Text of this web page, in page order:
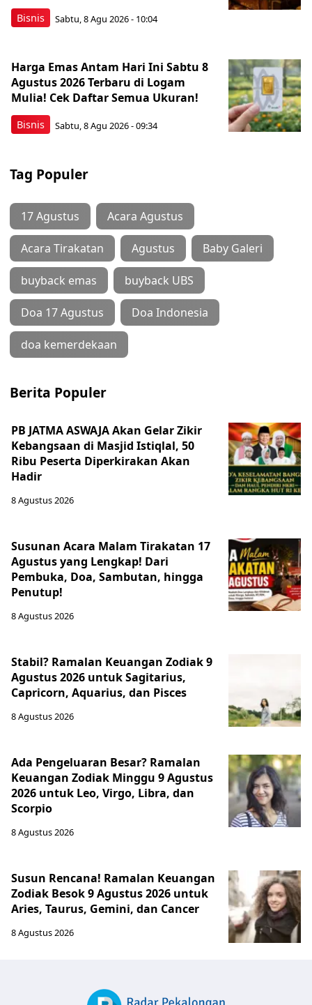
Bisnis Sabtu, 8 Agu 2026 - 10:04
Bisnis
Harga Emas Antam Hari Ini Sabtu 8
Agustus 2026 Terbaru di Logam
Mulia! Cek Daftar Semua Ukuran!
Sabtu, 8 Agu 2026 - 09:34
Tag Populer
17 Agustus Acara Agustus
Acara Tirakatan Agustus Baby Galeri
buyback emas buyback UBS
Doa 17 Agustus Doa Indonesia
doa kemerdekaan
Berita Populer
PB JATMA ASWAJA Akan Gelar Zikir
Kebangsaan di Masjid Istiqlal, 50
Ribu Peserta Diperkirakan Akan
Hadir
8 Agustus 2026
Susunan Acara Malam Tirakatan 17
Agustus yang Lengkap! Dari
Pembuka, Doa, Sambutan, hingga
Penutup!
8 Agustus 2026
Stabil? Ramalan Keuangan Zodiak 9
Agustus 2026 untuk Sagitarius,
Capricorn, Aquarius, dan Pisces
8 Agustus 2026
Ada Pengeluaran Besar? Ramalan
Keuangan Zodiak Minggu 9 Agustus
2026 untuk Leo, Virgo, Libra, dan
Scorpio
8 Agustus 2026
Susun Rencana! Ramalan Keuangan
Zodiak Besok 9 Agustus 2026 untuk
Aries, Taurus, Gemini, dan Cancer
8 Agustus 2026